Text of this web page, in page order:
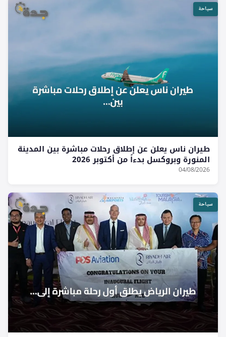
سياحة
طيران ناس يعلن عن إطلاق رحلات مباشرة بين المدينة
المنورة وبروكسل بدءاً من أكتوبر 2026
04/08/2026
سياحة